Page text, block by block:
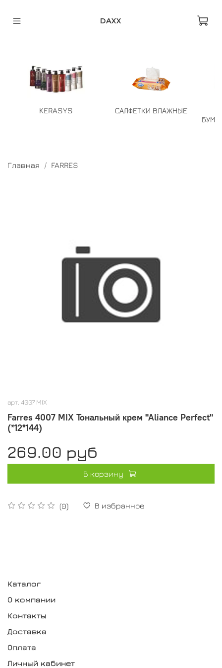
DAXX
KERASYS
САЛФЕТКИ ВЛАЖНЫЕ
Главная FARRES
арт. 4007 MIX
Farres 4007 MIX Тональный крем "Aliance Perfect"
(*12*144)
(0) В избранное
269.00 руб
В корзину
Каталог
О компании
Контакты
Доставка
Оплата
Личный кабинет